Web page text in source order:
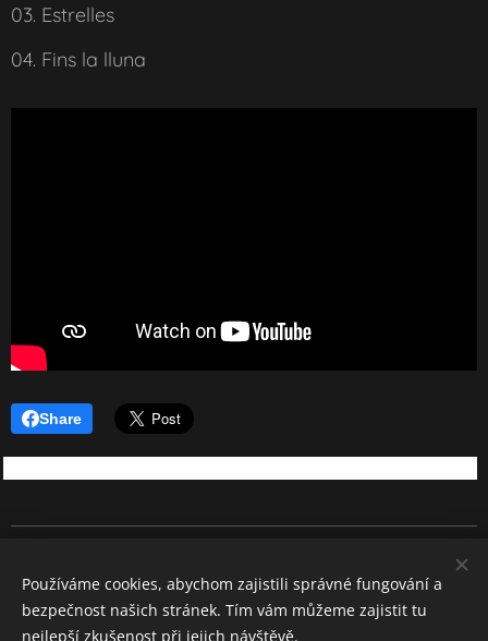
03. Estrelles
04. Fins la lluna
Share
Všechna práva vyhrazena 2026
Cookies
Používáme cookies, abychom zajistili správné fungování a
bezpečnost našich stránek. Tím vám můžeme zajistit tu
nejlepší zkušenost při jejich návštěvě.